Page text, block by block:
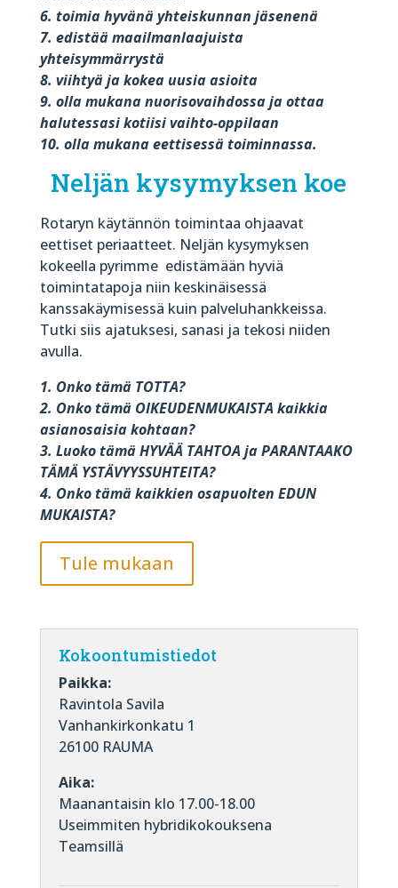
6. toimia hyvänä yhteiskunnan jäsenenä
7. edistää maailmanlaajuista
yhteisymmärrystä
8. viihtyä ja kokea uusia asioita
9. olla mukana nuorisovaihdossa ja ottaa
halutessasi kotiisi vaihto-oppilaan
10. olla mukana eettisessä toiminnassa.
Neljän kysymyksen koe
Rotaryn käytännön toimintaa ohjaavat
eettiset periaatteet. Neljän kysymyksen
kokeella pyrimme edistämään hyviä
toimintatapoja niin keskinäisessä
kanssakäymisessä kuin palveluhankkeissa.
Tutki siis ajatuksesi, sanasi ja tekosi niiden
avulla.
1. Onko tämä TOTTA?
2. Onko tämä OIKEUDENMUKAISTA kaikkia
asianosaisia kohtaan?
3. Luoko tämä HYVÄÄ TAHTOA ja PARANTAAKO
TÄMÄ YSTÄVYYSSUHTEITA?
4. Onko tämä kaikkien osapuolten EDUN
MUKAISTA?
Tule mukaan
Kokoontumistiedot
Paikka:
Ravintola Savila
Vanhankirkonkatu 1
26100 RAUMA
Aika:
Maanantaisin klo 17.00-18.00
Useimmiten hybridikokouksena
Teamsillä